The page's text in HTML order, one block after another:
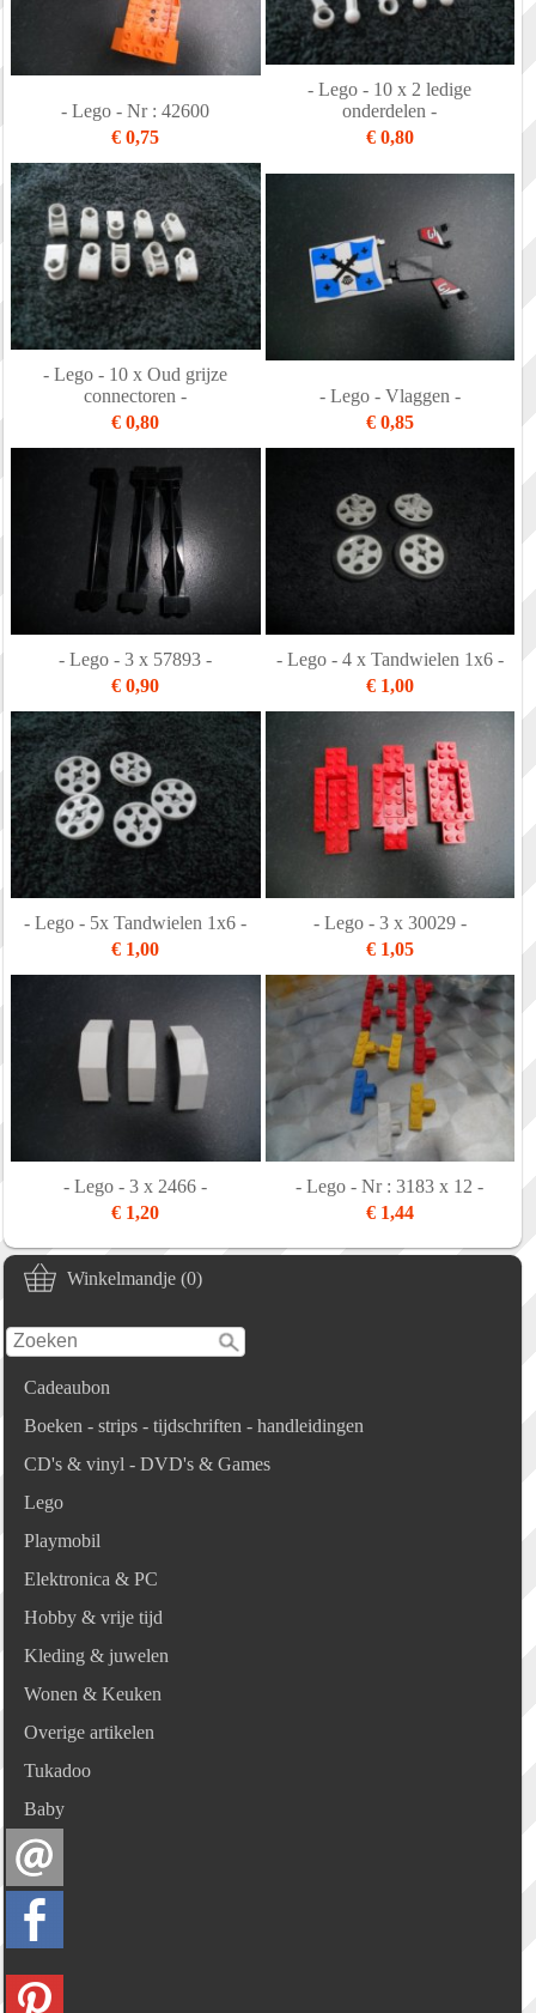
Winkelmandje (0)
Cadeaubon
Boeken - strips - tijdschriften - handleidingen
CD's & vinyl - DVD's & Games
Lego
Playmobil
Elektronica & PC
Hobby & vrije tijd
Kleding & juwelen
Wonen & Keuken
Overige artikelen
Tukadoo
Baby
- Lego - Nr : 42600
€ 0,75
- Lego - 10 x 2 ledige
onderdelen -
€ 0,80
- Lego - 10 x Oud grijze
connectoren -
€ 0,80
- Lego - Vlaggen -
€ 0,85
- Lego - 3 x 57893 -
€ 0,90
- Lego - 4 x Tandwielen 1x6 -
€ 1,00
- Lego - 5x Tandwielen 1x6 -
€ 1,00
- Lego - 3 x 30029 -
€ 1,05
- Lego - 3 x 2466 -
€ 1,20
- Lego - Nr : 3183 x 12 -
€ 1,44